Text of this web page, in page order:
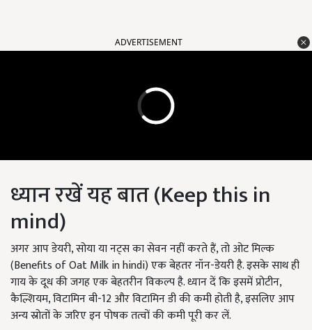
ADVERTISEMENT
ध्यान रखें यह बात (Keep this in
mind)
अगर आप डेयरी, सोया या नट्स का सेवन नहीं करते हैं, तो ओट मिल्क
(Benefits of Oat Milk in hindi) एक बेहतर नॉन-डेयरी है. इसके साथ ही
गाय के दूध की जगह एक बेहतरीन विकल्प है. ध्यान दें कि इसमें प्रोटीन,
कैल्शियम, विटामिन बी-12 और विटामिन डी की कमी होती है, इसलिए आप
अन्य स्रोतों के जरिए इन पोषक तत्वों की कमी पूरी कर लें.